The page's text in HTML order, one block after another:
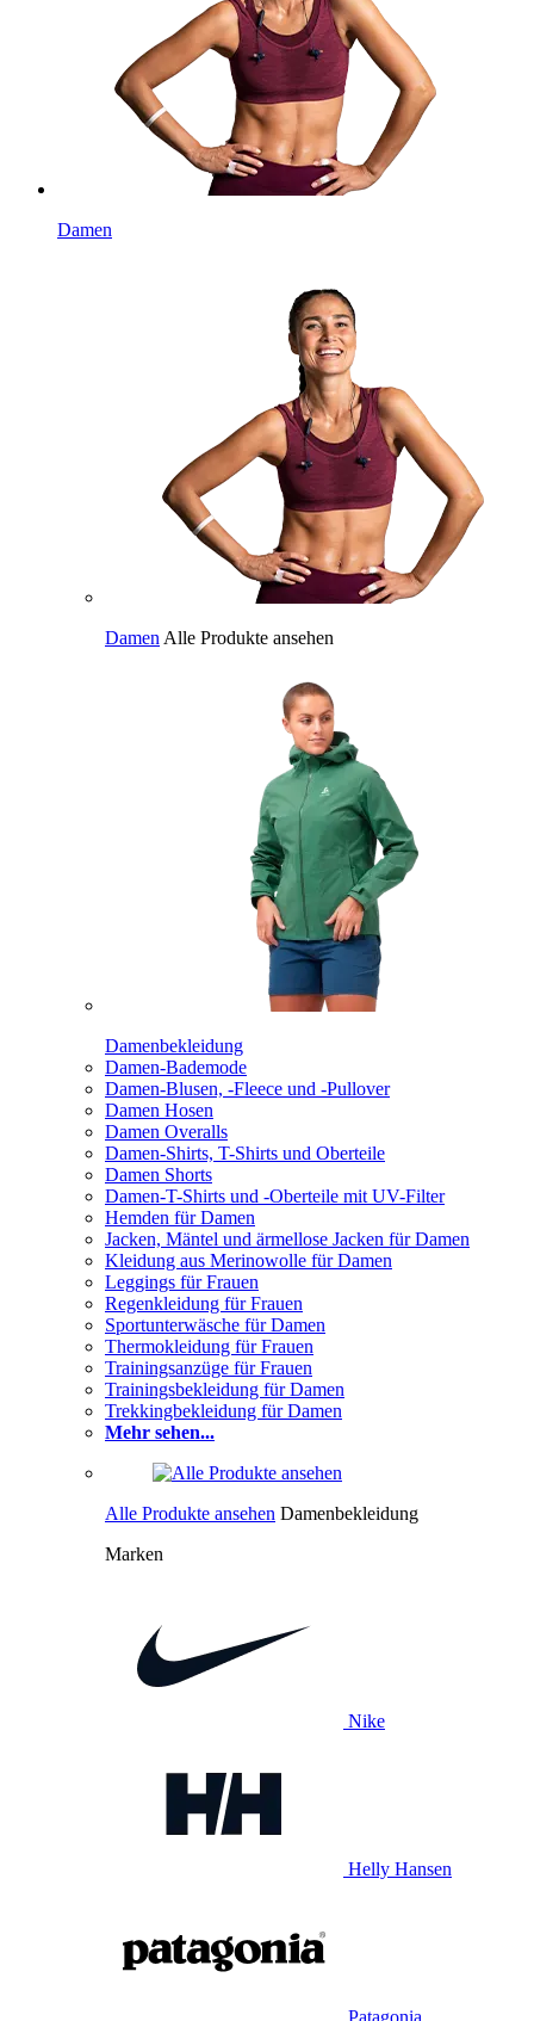
Damen
Damen Alle Produkte ansehen
Damenbekleidung
Damen-Bademode
Damen-Blusen, -Fleece und -Pullover
Damen Hosen
Damen Overalls
Damen-Shirts, T-Shirts und Oberteile
Damen Shorts
Damen-T-Shirts und -Oberteile mit UV-Filter
Hemden für Damen
Jacken, Mäntel und ärmellose Jacken für Damen
Kleidung aus Merinowolle für Damen
Leggings für Frauen
Regenkleidung für Frauen
Sportunterwäsche für Damen
Thermokleidung für Frauen
Trainingsanzüge für Frauen
Trainingsbekleidung für Damen
Trekkingbekleidung für Damen
Mehr sehen...
Alle Produkte ansehen Damenbekleidung
Marken
Nike
Helly Hansen
Patagonia